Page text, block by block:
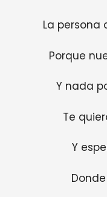
La persona
Porque
Y nada
Te
Y